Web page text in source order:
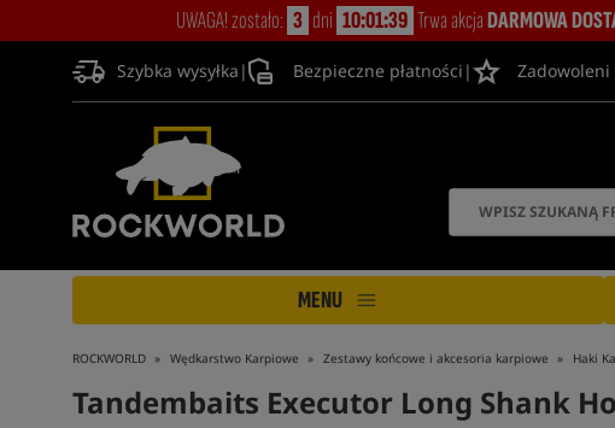
UWAGA! zostało: 3 dni 10:01:38 Trwa akcjaDARMOWA
Szybka wysyłka | Bezpieczne płatności | Zadowoleni
MENU
ROCKWORLD Wędkarstwo Karpiowe Zestawy końcowe i akcesoria karpiowe Haki
Tandembaits Executor Long Shank